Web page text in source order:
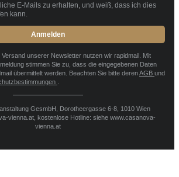
E-Mails zu erhalten, und weiß, dass ich dies
kann.
Anmelden
Versand unserer Newsletter nutzen wir rapidmail. Mit
stimmen Sie zu, dass die eingegebenen Daten
übermittelt werden. Beachten Sie bitte derenAGB und
GesmbH, Dorotheergasse 6-8, 1010 Wien
vienna.at, kostenlose Hotline: siehe www.casanova-
vienna.at